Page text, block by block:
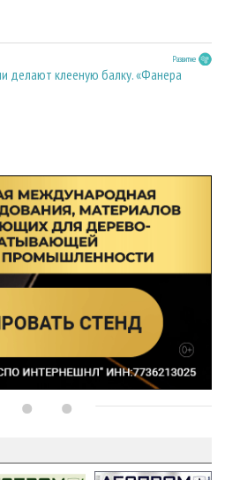
Развитие
делают клееную балку. «Фанера